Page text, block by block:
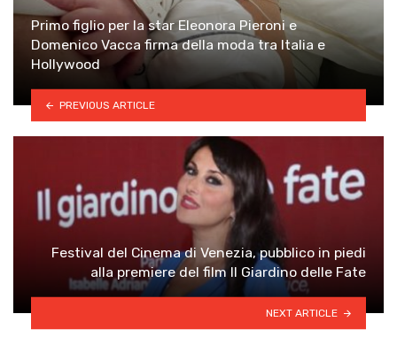
Primo figlio per la star Eleonora Pieroni e
Domenico Vacca firma della moda tra Italia e
Hollywood
PREVIOUS ARTICLE
Festival del Cinema di Venezia, pubblico in piedi
alla premiere del film Il Giardino delle Fate
NEXT ARTICLE